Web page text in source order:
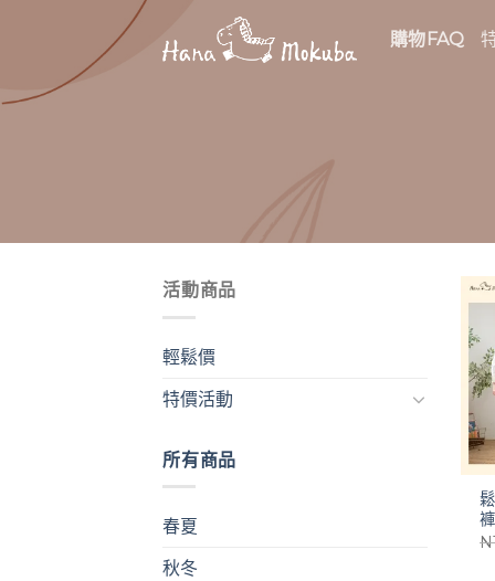
購物FAQ
活動商品
輕鬆價
特價活動
所有商品
春夏
秋冬
褲